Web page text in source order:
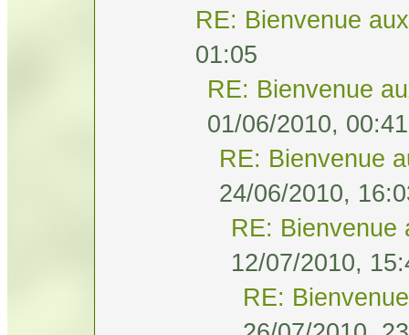
RE: Bienvenue
01:05
RE: Bienvenue
01/06/2010, 00:41
RE: Bienvenue
24/06/2010,
RE: Bienvenue
12/07/2010,
RE: